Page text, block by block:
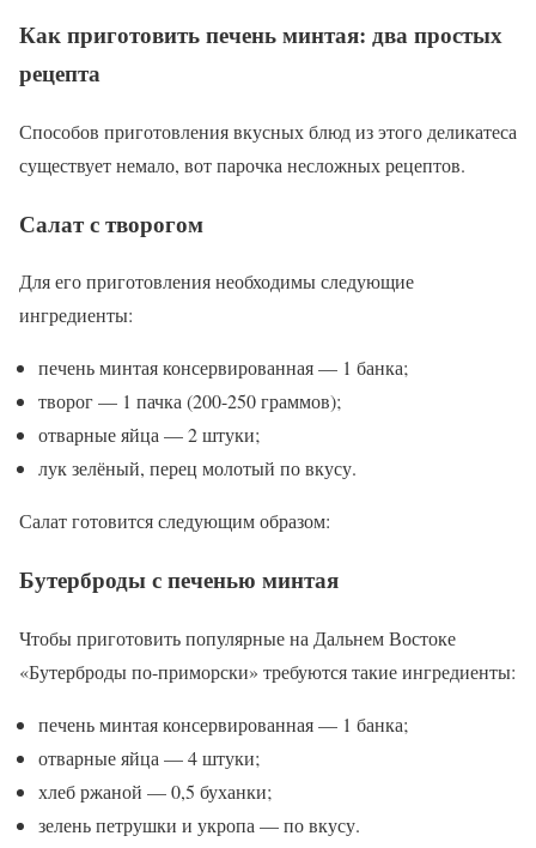
Как приготовить печень минтая: два простых
рецепта
Способов приготовления вкусных блюд из этого деликатеса
существует немало, вот парочка несложных рецептов.
Салат с творогом
Для его приготовления необходимы следующие
ингредиенты:
печень минтая консервированная — 1 банка;
творог — 1 пачка (200-250 граммов);
отварные яйца — 2 штуки;
лук зелёный, перец молотый по вкусу.
Салат готовится следующим образом:
Бутерброды с печенью минтая
Чтобы приготовить популярные на Дальнем Востоке
«Бутерброды по-приморски» требуются такие ингредиенты:
печень минтая консервированная — 1 банка;
отварные яйца — 4 штуки;
хлеб ржаной — 0,5 буханки;
зелень петрушки и укропа — по вкусу.